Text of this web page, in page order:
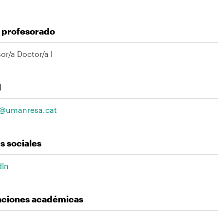
profesorado
a Doctor/a I
sociales
académicas